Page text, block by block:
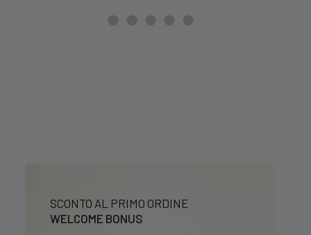
39,99 €.
SCONTO AL PRIMO ORDINE
WELCOME BONUS